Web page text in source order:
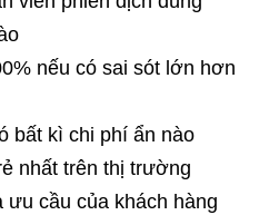
nếu có sai sót lớn hơn
bất kì chi phí ẩn nào
nhất trên thị trường
cầu của khách hàng